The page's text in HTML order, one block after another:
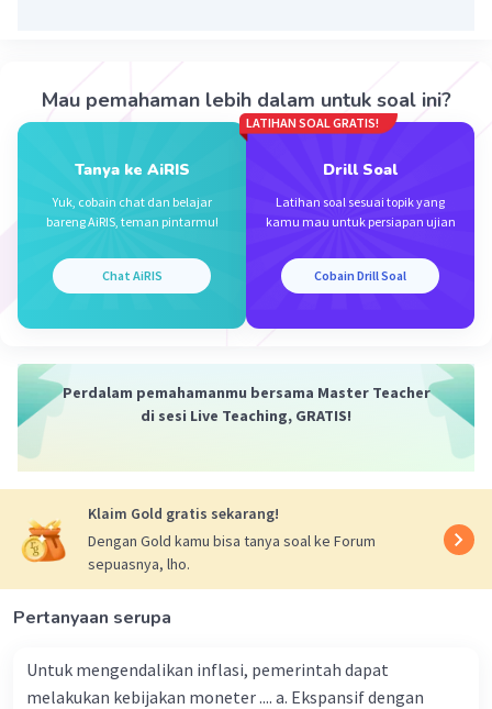
secara pasti penyebabnya.
Iklan
Mazaya M Community Level 25
D.
Mau pemahaman lebih dalam untuk soal ini?
Tanya ke AiRIS
Yuk, cobain chat dan belajar
bareng AiRIS, teman pintarmu!
Chat AiRIS
LATIHAN SOAL GRATIS!
Drill Soal
Latihan soal sesuai topik yang
kamu mau untuk persiapan ujian
Cobain Drill Soal
Perdalam pemahamanmu bersama Master Teacher
di sesi Live Teaching, GRATIS!
Klaim Gold gratis sekarang!
Dengan Gold kamu bisa tanya soal ke Forum
sepuasnya, lho.
Pertanyaan serupa
Untuk mengendalikan inflasi, pemerintah dapat
melakukan kebijakan moneter .... a. Ekspansif dengan